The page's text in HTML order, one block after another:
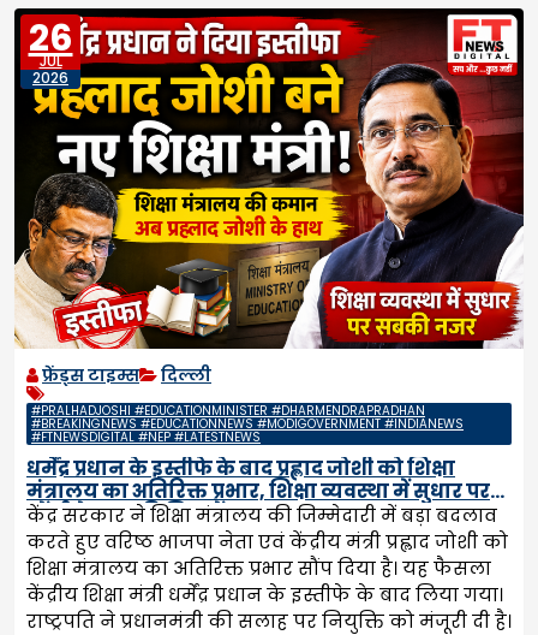
26
JUL
2026
फ्रेंड्स टाइम्स दिल्ली
#PRALHADJOSHI #EDUCATIONMINISTER #DHARMENDRAPRADHAN
#BREAKINGNEWS #EDUCATIONNEWS #MODIGOVERNMENT #INDIANEWS
#FTNEWSDIGITAL #NEP #LATESTNEWS
धर्मेंद्र प्रधान के इस्तीफे के बाद प्रह्लाद जोशी को शिक्षा
मंत्रालय का अतिरिक्त प्रभार, शिक्षा व्यवस्था में सुधार पर
रहेंगी देशभर की निगाहें
केंद्र सरकार ने शिक्षा मंत्रालय की जिम्मेदारी में बड़ा बदलाव
करते हुए वरिष्ठ भाजपा नेता एवं केंद्रीय मंत्री प्रह्लाद जोशी को
शिक्षा मंत्रालय का अतिरिक्त प्रभार सौंप दिया है। यह फैसला
केंद्रीय शिक्षा मंत्री धर्मेंद्र प्रधान के इस्तीफे के बाद लिया गया।
राष्ट्रपति ने प्रधानमंत्री की सलाह पर नियुक्ति को मंजूरी दी है।